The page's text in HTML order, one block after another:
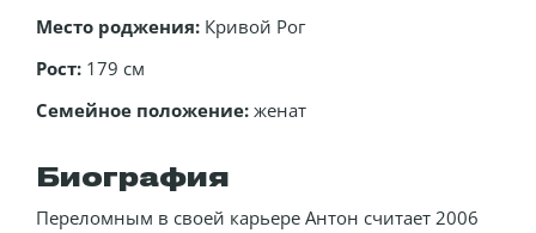
Место роджения: Кривой Рог
Рост: 179 см
Семейное положение: женат
Биография
Переломным в своей карьере Антон считает 2006